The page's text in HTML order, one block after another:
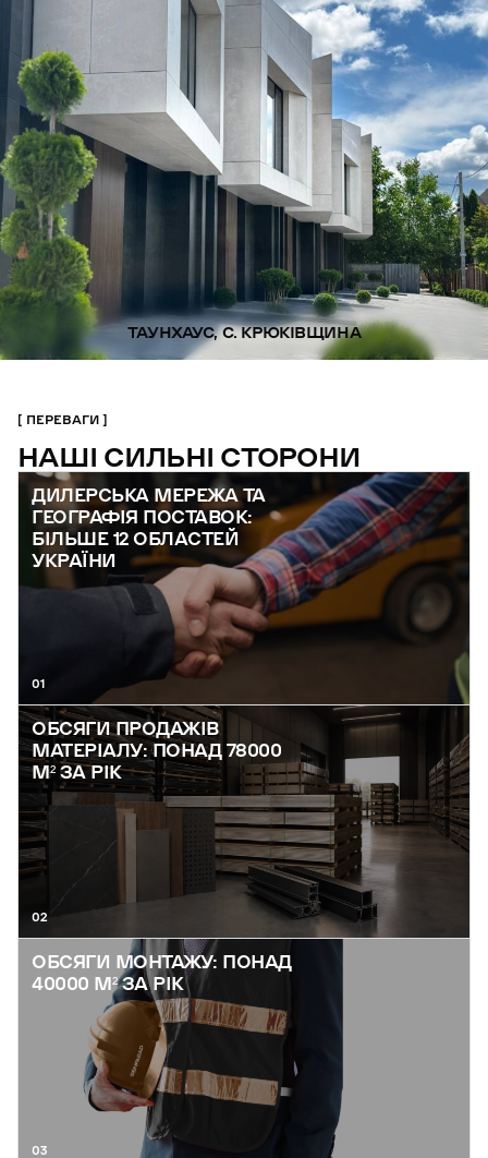
ТАУНХАУС, С. КРЮКІВЩИНА
ПЕРЕВАГИ
НАШІ СИЛЬНІ СТОРОНИ
ДИЛЕРСЬКА МЕРЕЖА ТА
ГЕОГРАФІЯ ПОСТАВОК:
БІЛЬШЕ 12 ОБЛАСТЕЙ
УКРАЇНИ
01
ОБСЯГИ ПРОДАЖІВ
МАТЕРІАЛУ: ПОНАД 78000
М² ЗА РІК
02
ОБСЯГИ МОНТАЖУ: ПОНАД
40000 М² ЗА РІК
03